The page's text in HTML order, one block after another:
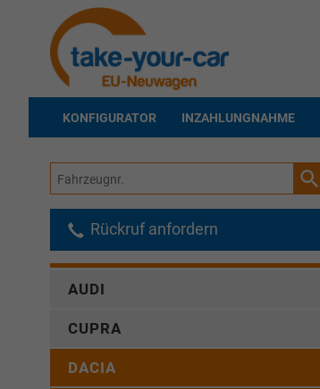
KONFIGURATOR INZAHLUNGNAHME
Fahrzeugnr.
Rückruf anfordern
AUDI
CUPRA
DACIA